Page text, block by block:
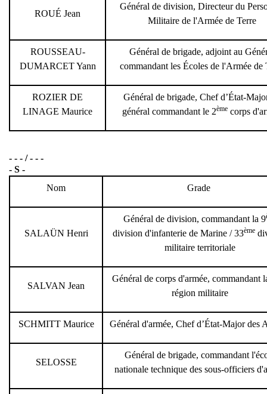
ROUÉ Jean
Général de division, Directeur du
Militaire de l'Armée de Terre
ROUSSEAU-
DUMARCET Yann
Général de brigade, adjoint au
commandant les Écoles de l'Armée de
ROZIER DE
LINAGE Maurice
Général de brigade, Chef d’État-
général commandant le 2ème corps
- - - / - - -
- S -
Nom
Grade
SALAÜN Henri
Général de division, commandant la 9
division d'infanterie de Marine / 33ème
militaire territoriale
SALVAN Jean
Général de corps d'armée, commandant
région militaire
SCHMITT Maurice Général d'armée, Chef d’État-Major des
SELOSSE
Général de brigade, commandant
nationale technique des sous-officiers